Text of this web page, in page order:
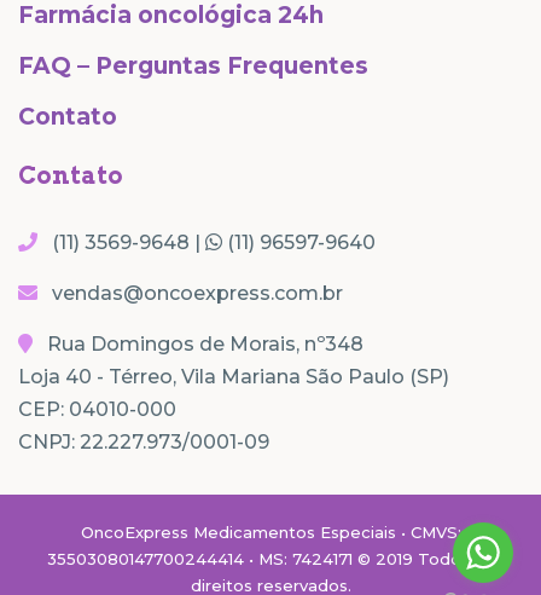
Farmácia oncológica 24h
FAQ – Perguntas Frequentes
Contato
Contato
(11) 3569-9648 | (11) 96597-9640
vendas@oncoexpress.com.br
Rua Domingos de Morais, nº348
Loja 40 - Térreo, Vila Mariana São Paulo (SP)
CEP: 04010-000
CNPJ: 22.227.973/0001-09
OncoExpress Medicamentos Especiais • CMVS:
35503080147700244414 • MS: 7424171 © 2019 Todos os
direitos reservados.